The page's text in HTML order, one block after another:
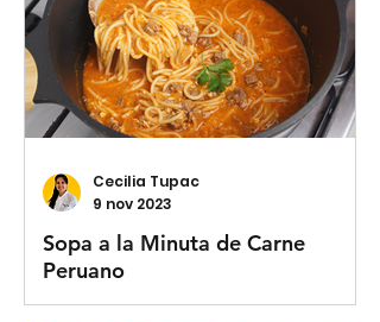
Sopa a la Minuta de Carne
Peruano
Cecilia Tupac
9 nov 2023